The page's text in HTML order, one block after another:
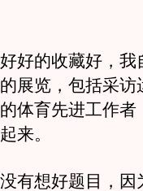
的收藏好，我
展览，包括采访
体育先进工作者
来。
想好题目，因